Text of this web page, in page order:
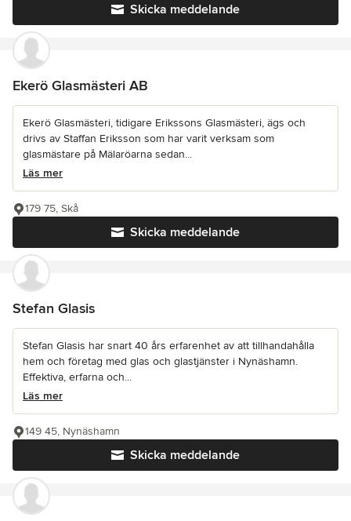
Skicka meddelande
Ekerö Glasmästeri AB
Ekerö Glasmästeri, tidigare Erikssons Glasmästeri, ägs och
drivs av Staffan Eriksson som har varit verksam som
glasmästare på Mälaröarna sedan...
Läs mer
Skicka meddelande
179 75, Skå
Stefan Glasis
Stefan Glasis har snart 40 års erfarenhet av att tillhandahålla
hem och företag med glas och glastjänster i Nynäshamn.
Effektiva, erfarna och...
Läs mer
Skicka meddelande
149 45, Nynäshamn